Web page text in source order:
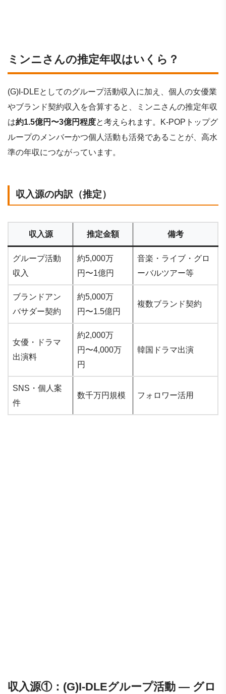
ミンニさんの推定年収はいくら？
(G)I-DLEとしてのグループ活動収入に加え、個人の女優業
やブランド契約収入を合算すると、ミンニさんの推定年収
は約1.5億円〜3億円程度と考えられます。K-POPトップグ
ループのメンバーかつ個人活動も活発であることが、高水
準の年収につながっています。
収入源の内訳（推定）
収入源 推定金額 備考
グループ活動
収入
約5,000万
円〜1億円
音楽・ライブ・グロ
ーバルツアー等
ブランドアン
バサダー契約
約5,000万
円〜1.5億円
複数ブランド契約
女優・ドラマ
出演料
約2,000万
円〜4,000万
円
韓国ドラマ出演
SNS・個人案
件
数千万円規模 フォロワー活用
収入源①：(G)I-DLEグループ活動 ― グロ